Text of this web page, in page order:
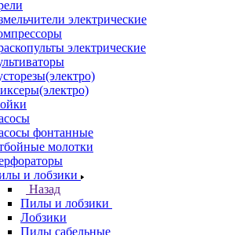
электрические
электрические
фонтанные
молотки
и лобзики
Назад
Пилы и лобзики
Лобзики
Пилы сабельные